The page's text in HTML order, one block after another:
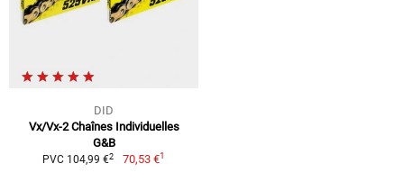
DID
Vx/Vx-2 Chaînes Individuelles
G&B
PVC 104,99 €2 70,53 €1